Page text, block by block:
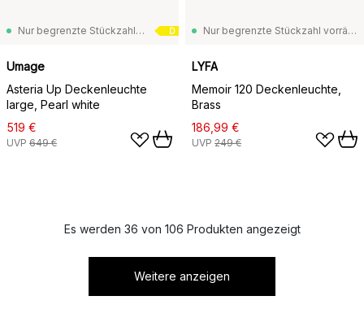
D
Nur begrenzte Stückzahl vorrätig
Umage
Asteria Up Deckenleuchte
large, Pearl white
519 €
UVP 649 €
Nur begrenzte Stückzahl vorrätig
LYFA
Memoir 120 Deckenleuchte,
Brass
186,99 €
UVP 249 €
Es werden 36 von 106 Produkten angezeigt
Weitere anzeigen